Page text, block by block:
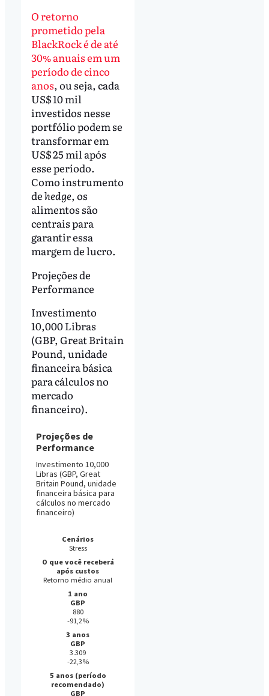
O retorno
prometido pela
BlackRock é de até
30% anuais em um
período de cinco
anos, ou seja, cada
US$ 10 mil
investidos nesse
portfólio podem se
transformar em
US$ 25 mil após
esse período.
Como instrumento
dehedge, os
alimentos são
centrais para
garantir essa
margem de lucro.
Projeções de
Performance
Investimento
10,000 Libras
(GBP, Great Britain
Pound, unidade
financeira básica
para cálculos no
mercado
financeiro).